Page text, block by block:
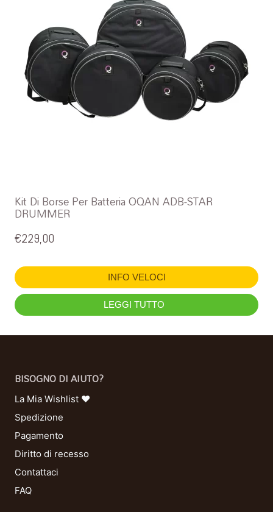
Kit Di Borse Per Batteria OQAN ADB-STAR
DRUMMER
€229,00
INFO VELOCI
LEGGI TUTTO
BISOGNO DI AIUTO?
La Mia Wishlist ❤
Spedizione
Pagamento
Diritto di recesso
Contattaci
FAQ